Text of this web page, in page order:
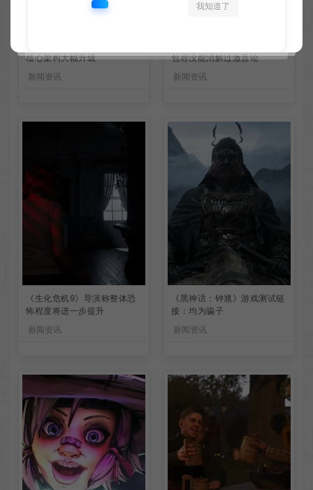
核心架构大幅升级
新闻资讯
包容没能消解过激言论
新闻资讯
《生化危机9》导演称整体恐
怖程度将进一步提升
新闻资讯
《黑神话：钟馗》游戏测试链
接：均为骗子
新闻资讯
我知道了